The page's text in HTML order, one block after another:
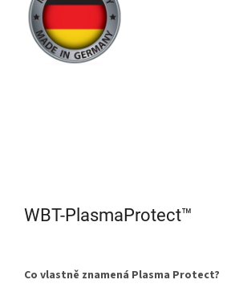
WBT-PlasmaProtect™
Co vlastně znamená Plasma Protect?